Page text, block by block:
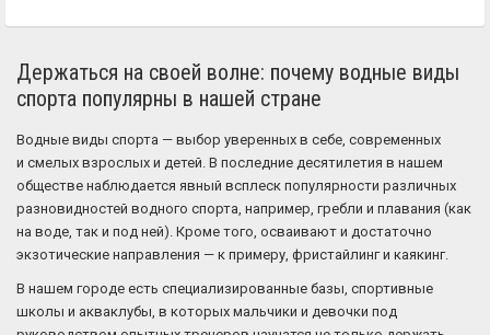
Держаться на своей волне: почему водные виды
спорта популярны в нашей стране
Водные виды спорта — выбор уверенных в себе, современных
и смелых взрослых и детей. В последние десятилетия в нашем
обществе наблюдается явный всплеск популярности различных
разновидностей водного спорта, например, гребли и плавания (как
на воде, так и под ней). Кроме того, осваивают и достаточно
экзотические направления — к примеру, фристайлинг и каякинг.
В нашем городе есть специализированные базы, спортивные
школы и акваклубы, в которых мальчики и девочки под